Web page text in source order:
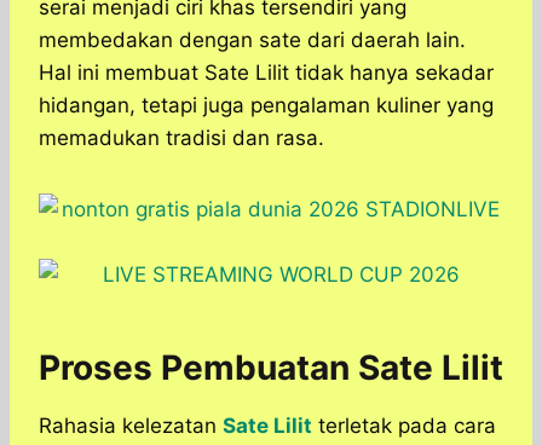
serai menjadi ciri khas tersendiri yang
membedakan dengan sate dari daerah lain.
Hal ini membuat Sate Lilit tidak hanya sekadar
hidangan, tetapi juga pengalaman kuliner yang
memadukan tradisi dan rasa.
Proses Pembuatan Sate Lilit
Rahasia kelezatan Sate Lilit terletak pada cara